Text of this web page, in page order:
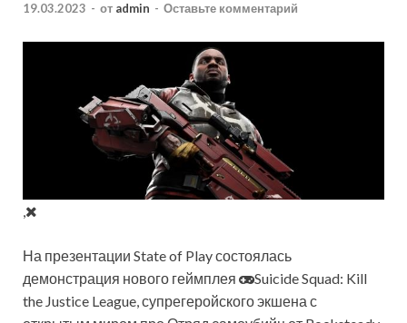
19.03.2023 - от admin - Оставьте комментарий
На презентации State of Play состоялась
демонстрация нового геймплея
Suicide Squad: Kill
the Justice League, супрегеройского экшена с